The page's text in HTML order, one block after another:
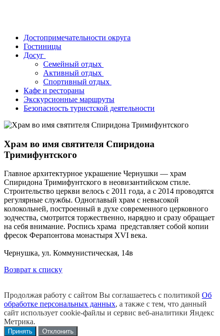
Достопримечательности округа
Гостиницы
Досуг
Семейный отдых
Активный отдых
Спортивный отдых
Кафе и рестораны
Экскурсионные маршруты
Безопасность туристской деятельности
Храм во имя святителя Спиридона
Тримифунтского
Главное архитектурное украшение Чернушки — храм
Спиридона Тримифунтского в неовизантийском стиле.
Строительство церкви велось с 2011 года, а с 2014 проводятся
регулярные службы. Одноглавый храм с невысокой
колокольней, построенный в духе современного церковного
зодчества, смотрится торжественно, нарядно и сразу обращает
на себя внимание. Роспись храма представляет собой копии
фресок Ферапонтова монастыря XVI века.
Чернушка, ул. Коммунистическая, 14в
Возврат к списку
Продолжая работу с сайтом Вы соглашаетесь с политикой Об
обработке персональных данных, а также с тем, что данный
сайт использует cookie-файлы и сервис веб-аналитики Яндекс
Метрика.
Принять Отклонить